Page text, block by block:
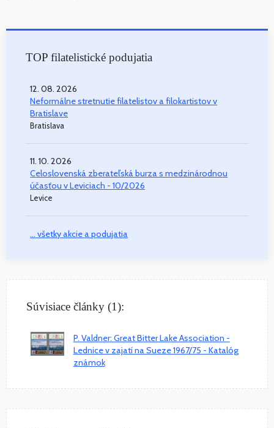
TOP filatelistické podujatia
12. 08. 2026
Neformálne stretnutie filatelistov a filokartistov v
Bratislave
Bratislava
11. 10. 2026
Celoslovenská zberateľská burza s medzinárodnou
účasťou v Leviciach - 10/2026
Levice
... všetky akcie a podujatia
Súvisiace články (1):
P. Valdner: Great Bitter Lake Association -
Lednice v zajatí na Sueze 1967/75 - Katalóg
známok